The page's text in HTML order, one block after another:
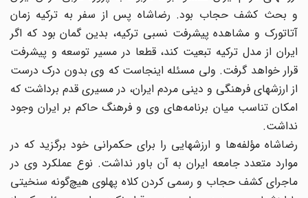
و بحث کشف حجاب بود. رضاشاه پس از سفر به ترکیه زمان
آتاتورک و مشاهده پیشرفت نسبی ترکیه، بدین گمان بود که اگر
ایران از مدل ترکیه تبعیت کند، قطعا در مسیر توسعه و پیشرفت
قرار خواهد گرفت. ولی مسئله اینجاست که وی بدون درک درست
از ارزشهای فرهنگی و دینی مردم ایران، در مسیری قدم برداشت که
امکان تناسب میان برنامه‌های وی و فرهنگ حاکم بر ایران وجود
نداشت.
رضاشاه مؤلفه‌ها و ارزشهایی را برای حکمرانی خود برگزید که در
موارد متعدد جامعه ایران به آن باور نداشت. نوع عملکرد وی در
ماجرای کشف حجاب و رسمی کردن کلاه پهلوی هیچ‌گونه سنخیتی